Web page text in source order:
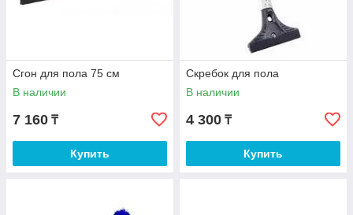
Сгон для пола 75 см
В наличии
7 160 ₸
Купить
Скребок для пола
В наличии
4 300 ₸
Купить